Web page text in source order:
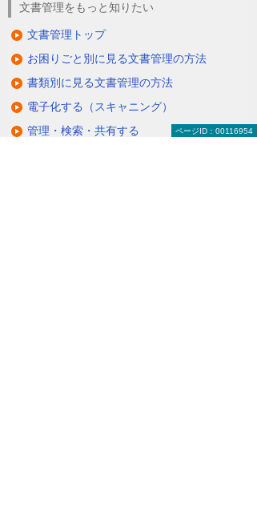
文書管理をもっと知りたい
文書管理トップ
お困りごと別に見る文書管理の方法
書類別に見る文書管理の方法
電子化する（スキャニング）
管理・検索・共有する
ページID：00116954